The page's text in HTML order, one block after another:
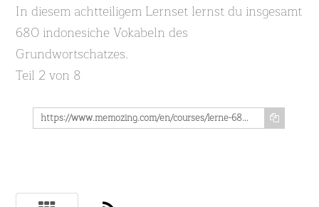
In diesem achtteiligem Lernset lernst du insgesamt
680 indonesiche Vokabeln des
Grundwortschatzes.
Teil 2 von 8
https://www.memozing.com/en/courses/lerne-680-indonesische-worter-des-grundwortschatzes-teil-2-von-8-90fe3d4e2b99dd334810c3b0